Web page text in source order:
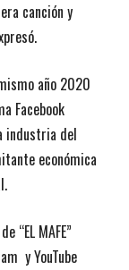
canción y
año 2020
Facebook
industria del
económica
“EL MAFE”
y YouTube